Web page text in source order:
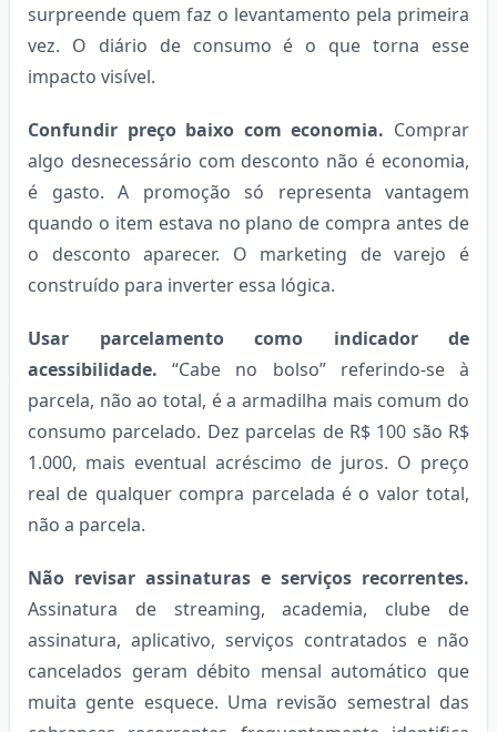
surpreende quem faz o levantamento pela primeira
vez. O diário de consumo é o que torna esse
impacto visível.
Confundir preço baixo com economia. Comprar
algo desnecessário com desconto não é economia,
é gasto. A promoção só representa vantagem
quando o item estava no plano de compra antes de
o desconto aparecer. O marketing de varejo é
construído para inverter essa lógica.
Usar parcelamento como indicador de
acessibilidade. “Cabe no bolso” referindo-se à
parcela, não ao total, é a armadilha mais comum do
consumo parcelado. Dez parcelas de R$ 100 são R$
1.000, mais eventual acréscimo de juros. O preço
real de qualquer compra parcelada é o valor total,
não a parcela.
Não revisar assinaturas e serviços recorrentes.
Assinatura de streaming, academia, clube de
assinatura, aplicativo, serviços contratados e não
cancelados geram débito mensal automático que
muita gente esquece. Uma revisão semestral das